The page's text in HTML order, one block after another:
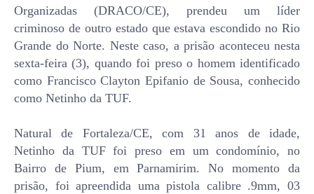
Organizadas (DRACO/CE), prendeu um líder
criminoso de outro estado que estava escondido no Rio
Grande do Norte. Neste caso, a prisão aconteceu nesta
sexta-feira (3), quando foi preso o homem identificado
como Francisco Clayton Epifanio de Sousa, conhecido
como Netinho da TUF.
Natural de Fortaleza/CE, com 31 anos de idade,
Netinho da TUF foi preso em um condomínio, no
Bairro de Pium, em Parnamirim. No momento da
prisão, foi apreendida uma pistola calibre .9mm, 03